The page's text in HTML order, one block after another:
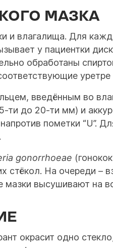
МАЗКА
и влагалища. Для
у пациентки
обработаны
введённым во
до 20-ти мм) и
пометки “U”.
gonorrhoeae
стёкол. На очереди –
высушивают на
окрасит одно